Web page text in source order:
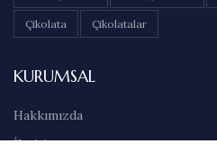
Çikolata Çikolatalar
KURUMSAL
Hakkımızda
İletişim